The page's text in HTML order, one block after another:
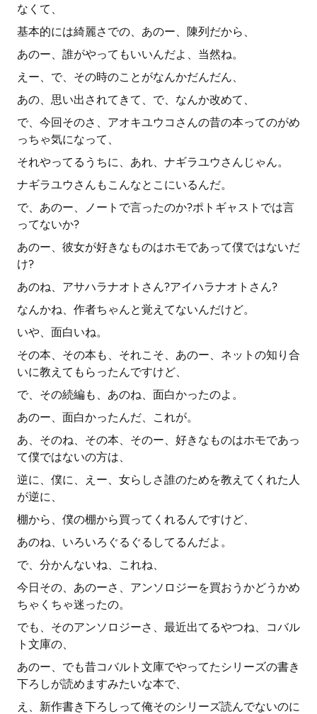
なくて、
基本的には綺麗さでの、あのー、陳列だから、
あのー、誰がやってもいいんだよ、当然ね。
えー、で、その時のことがなんかだんだん、
あの、思い出されてきて、で、なんか改めて、
で、今回そのさ、アオキユウコさんの昔の本ってのがめ
っちゃ気になって、
それやってるうちに、あれ、ナギラユウさんじゃん。
ナギラユウさんもこんなとこにいるんだ。
で、あのー、ノートで言ったのか?ポトギャストでは言
ってないか?
あのー、彼女が好きなものはホモであって僕ではないだ
け?
あのね、アサハラナオトさん?アイハラナオトさん?
なんかね、作者ちゃんと覚えてないんだけど。
いや、面白いね。
その本、その本も、それこそ、あのー、ネットの知り合
いに教えてもらったんですけど、
で、その続編も、あのね、面白かったのよ。
あのー、面白かったんだ、これが。
あ、そのね、その本、そのー、好きなものはホモであっ
て僕ではないの方は、
逆に、僕に、えー、女らしさ誰のためを教えてくれた人
が逆に、
棚から、僕の棚から買ってくれるんですけど、
あのね、いろいろぐるぐるしてるんだよ。
で、分かんないね、これね、
今日その、あのーさ、アンソロジーを買おうかどうかめ
ちゃくちゃ迷ったの。
でも、そのアンソロジーさ、最近出てるやつね、コバル
ト文庫の、
あのー、でも昔コバルト文庫でやってたシリーズの書き
下ろしが読めますみたいな本で、
え、新作書き下ろしって俺そのシリーズ読んでないのに